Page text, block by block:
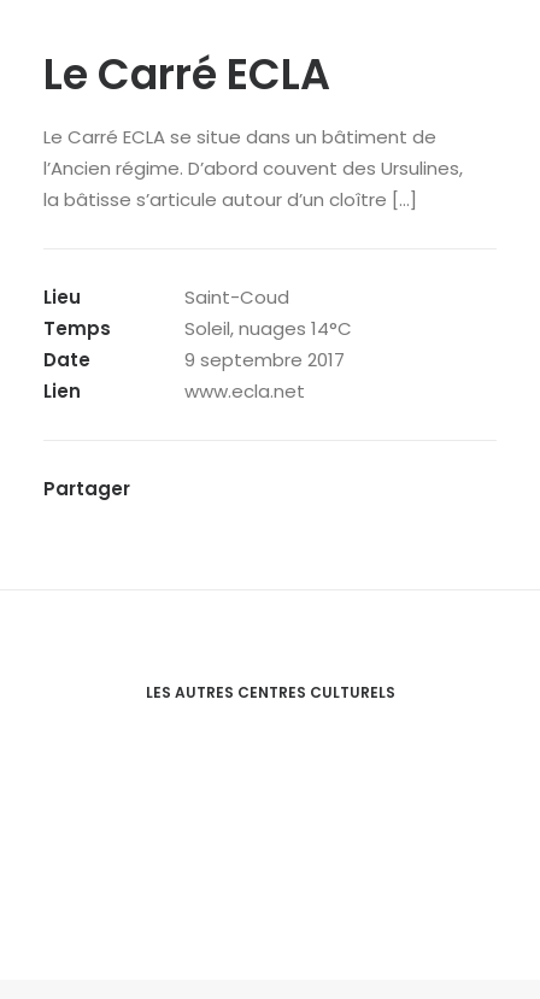
Le Carré ECLA
Le Carré ECLA se situe dans un bâtiment de
l’Ancien régime. D’abord couvent des Ursulines,
la bâtisse s’articule autour d’un cloître […]
Lieu
Saint-Coud
Temps
Soleil, nuages 14°C
Date
9 septembre 2017
Lien
www.ecla.net
Partager
LES AUTRES CENTRES CULTURELS